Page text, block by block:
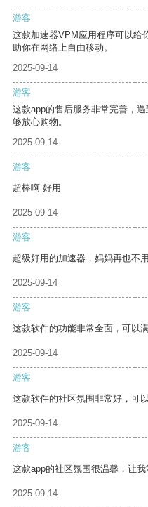
游客
这款加速器VPM应用程序可以给
助你在网络上自由移动。
2025-09-14
游客
这款app的售后服务非常完善，
够放心购物。
2025-09-14
游客
超棒啊 好用
2025-09-14
游客
超级好用的加速器，妈妈再也不
2025-09-14
游客
这款软件的功能非常全面，可以
2025-09-14
游客
这款软件的社区氛围非常好，可
2025-09-14
游客
这款app的社区氛围很温馨，让我
2025-09-14